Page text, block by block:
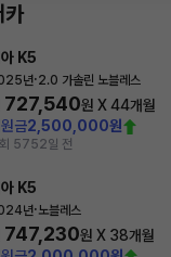
카
K5
년·2.0 가솔린 노블레스
727,540원 X44개월
금2,500,000원
5752일 전
K5
년·노블레스
747,230원 X 38개월